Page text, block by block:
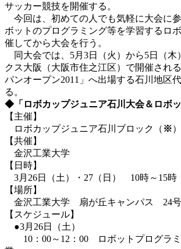
サッカー競技を開催する。
今回は、初めての人でも気軽に大会に
ボットのプログラミング等を学習するロ
催してから大会を行う。
同大会では、5月3日（火）から5日（木
クス大阪（大阪市住之江区）で開催され
パンオープン2011」へ出場する石川地区
る。
◆「ロボカップジュニア石川大会＆ロボッ
【主催】
ロボカップジュニア石川ブロック（ ※）
【共催】
金沢工業大学
【日時】
3月26日（土）・27（日） 10時～15時
【場所】
金沢工業大学 扇が丘キャンパス 24号
【スケジュール】
●3月26日（土）
10：00～12：00 ロボットプログラミ